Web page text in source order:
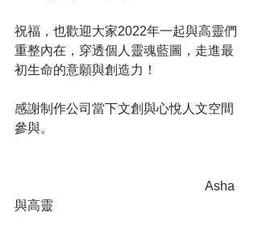
祝福，也歡迎大家2022年一起與高靈們
重整內在，穿透個人靈魂藍圖，走進最
初生命的意願與創造力！
感謝制作公司當下文創與心悅人文空間
參與。
與高靈